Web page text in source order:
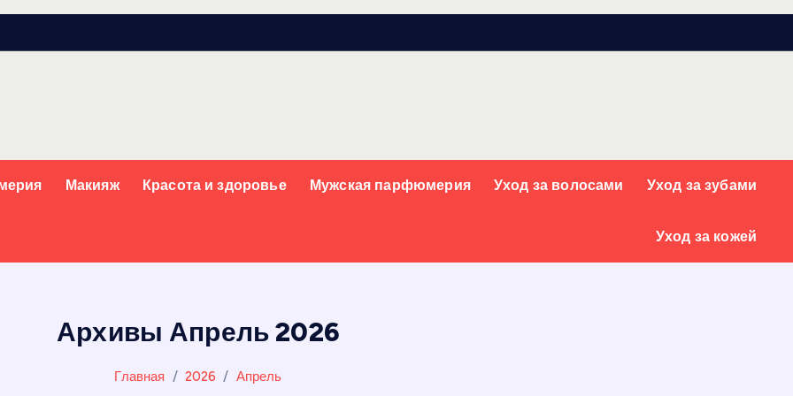
Макияж Красота и здоровье Мужская парфюмерия Уход за волосами Уход за зубами
Уход за кожей
Архивы Апрель 2026
Главная 2026 Апрель